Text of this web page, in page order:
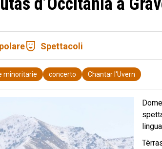
comedy_mask Spettacoli
minoritarie concerto Chantar l'Uvern